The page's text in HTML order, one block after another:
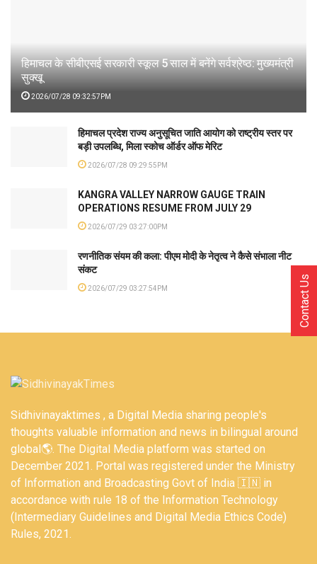
हिमाचल के सीबीएसई सरकारी स्कूल 5 साल में बनेंगे सर्वश्रेष्ठ: मुख्यमंत्री
सुक्खू
2026/07/28 09:32:57PM
हिमाचल प्रदेश राज्य अनुसूचित जाति आयोग को राष्ट्रीय स्तर पर
बड़ी उपलब्धि, मिला स्कोच ऑर्डर ऑफ मेरिट
2026/07/28 09:29:55PM
KANGRA VALLEY NARROW GAUGE TRAIN
OPERATIONS RESUME FROM JULY 29
2026/07/29 03:27:00PM
रणनीतिक संयम की कला: पीएम मोदी के नेतृत्व ने कैसे संभाला नीट
संकट
2026/07/29 03:27:54PM
Sidhivinayaktimes , a Digital Media sharing people's
thoughts valuable information and news in bilingual around
global🌎. The Digital Media platform was started on
December 2021. Portal was registered under the Ministry
of Information and Broadcasting Govt of India 🇮🇳 in
accordance with rule 18 of the Information Technology
(Intermediary Guidelines and Digital Media Ethics Code)
Rules, 2021.
Contact Us